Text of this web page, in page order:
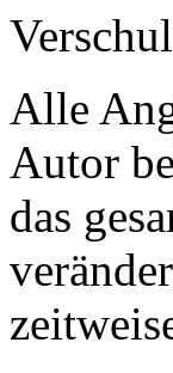
Alle
Autor
das